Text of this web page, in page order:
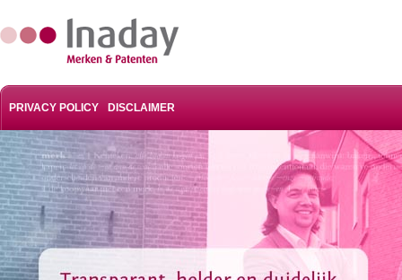
PRIVACY POLICY DISCLAIMER